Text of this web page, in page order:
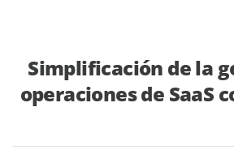
Simplificación de la
operaciones de SaaS